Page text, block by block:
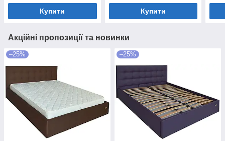
Купити Купити
Акційні пропозиції та новинки
–25% –25%